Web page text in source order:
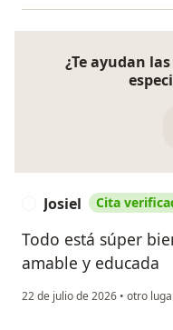
¿Te ayudan
Josiel Cita
Todo está súper
amable y educada
22 de julio de 2026 • otro